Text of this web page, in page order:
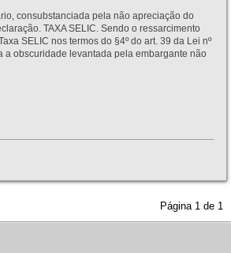
consubstanciada pela não apreciação do
TAXA SELIC. Sendo o ressarcimento
SELIC nos termos do §4º do art. 39 da Lei nº
a obscuridade levantada pela embargante não
Página 1 de 1